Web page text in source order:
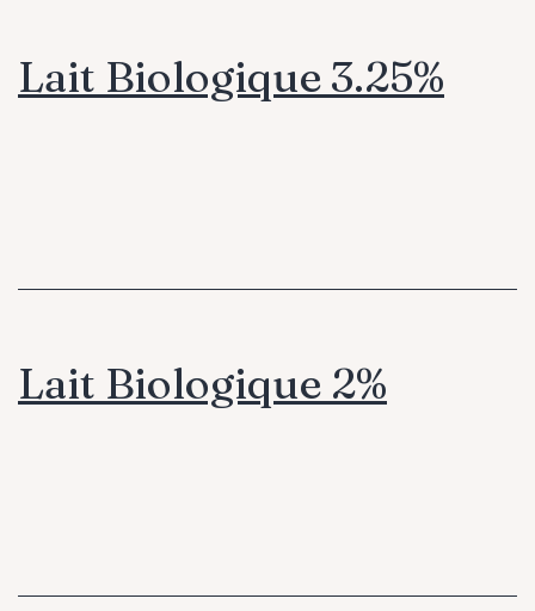
Lait Biologique 3.25%
Lait Biologique 2%